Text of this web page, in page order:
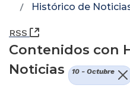
Histórico de
RSS (Abre una nueva
Contenidos con
Noticias
10 - Octubre